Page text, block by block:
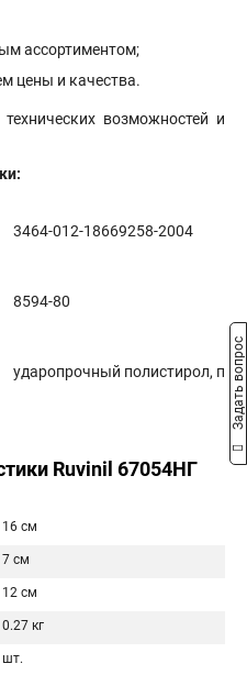
ассортиментом;
цены и качества.
возможностей и
3464-012-18669258-2004
8594-80
ударопрочный полистирол,
Ruvinil 67054НГ
16 см
7 см
12 см
0.27 кг
шт.
Задать вопрос